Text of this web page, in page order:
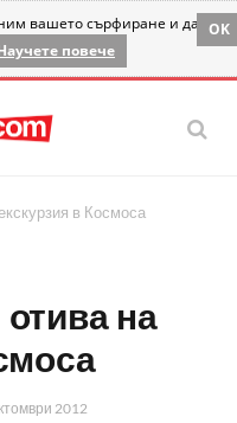
вашето сърфиране и да
повече
OK
в Космоса
на
2012